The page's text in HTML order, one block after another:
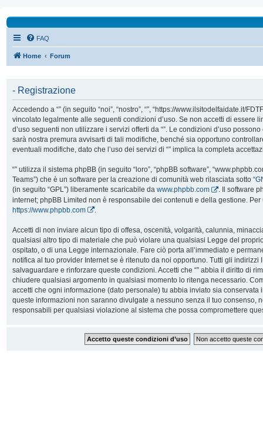
FAQ
Home Forum
- Registrazione
Accedendo a “” (in seguito “noi”, “nostro”, “”, “https://www.ilsitodelfaidate.it/
vincolato legalmente alle seguenti condizioni d’uso. Se non accetti di essere
d’uso seguenti non utilizzare i servizi offerti da “”. Le condizioni d’uso
sarà nostra premura avvisarti di tali modifiche, benché sia opportuno
eventuali modifiche, dato che l’uso dei servizi di “” implica la completa
“” utilizza il sistema phpBB (in seguito “loro”, “phpBB software”,
Teams”) che è un software per la creazione di comunità web rilasciata sotto “
(in seguito “GPL”) liberamente scaricabile da www.phpbb.com
. Il software
internet; phpBB Limited non è responsabile dei contenuti e della gestione.
https://www.phpbb.com
Accetti di non inviare alcun tipo di offesa, oscenità, volgarità, calunnia,
qualsiasi altro tipo di materiale che può violare una qualsiasi Legge del
ospitato, o di una Legge internazionale. Fare ciò porta all’immediato e
notifica al tuo provider Internet se è ritenuto da noi opportuno. Tutti gli indirizzi
salvaguardare e rinforzare queste condizioni. Accetti che “” abbia il diritto di
chiudere qualsiasi argomento in qualsiasi momento lo ritenga necessario.
accetti che ogni informazione (dato personale) tu abbia inviato sia conservata
queste informazioni non saranno divulgate a nessuno senza il tuo consenso,
responsabili per qualsiasi violazione al sistema che possa compromettere